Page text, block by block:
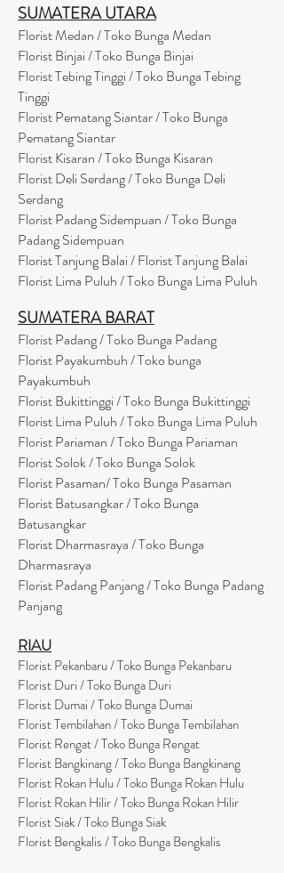
SUMATERA UTARA
Florist Medan / Toko Bunga Medan
Florist Binjai / Toko Bunga Binjai
Florist Tebing Tinggi / Toko Bunga Tebing
Tinggi
Florist Pematang Siantar / Toko Bunga
Pematang Siantar
Florist Kisaran / Toko Bunga Kisaran
Florist Deli Serdang / Toko Bunga Deli
Serdang
Florist Padang Sidempuan / Toko Bunga
Padang Sidempuan
Florist Tanjung Balai / Florist Tanjung Balai
Florist Lima Puluh / Toko Bunga Lima Puluh
SUMATERA BARAT
Florist Padang / Toko Bunga Padang
Florist Payakumbuh / Toko bunga
Payakumbuh
Florist Bukittinggi / Toko Bunga Bukittinggi
Florist Lima Puluh / Toko Bunga Lima Puluh
Florist Pariaman / Toko Bunga Pariaman
Florist Solok / Toko Bunga Solok
Florist Pasaman/ Toko Bunga Pasaman
Florist Batusangkar / Toko Bunga
Batusangkar
Florist Dharmasraya / Toko Bunga
Dharmasraya
Florist Padang Panjang / Toko Bunga Padang
Panjang
RIAU
Florist Pekanbaru / Toko Bunga Pekanbaru
Florist Duri / Toko Bunga Duri
Florist Dumai / Toko Bunga Dumai
Florist Tembilahan / Toko Bunga Tembilahan
Florist Rengat / Toko Bunga Rengat
Florist Bangkinang / Toko Bunga Bangkinang
Florist Rokan Hulu / Toko Bunga Rokan Hulu
Florist Rokan Hilir / Toko Bunga Rokan Hilir
Florist Siak / Toko Bunga Siak
Florist Bengkalis / Toko Bunga Bengkalis